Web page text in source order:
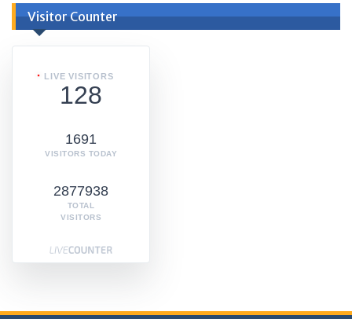
Visitor Counter
LIVE VISITORS
128
1691
VISITORS TODAY
2877938
TOTAL
VISITORS